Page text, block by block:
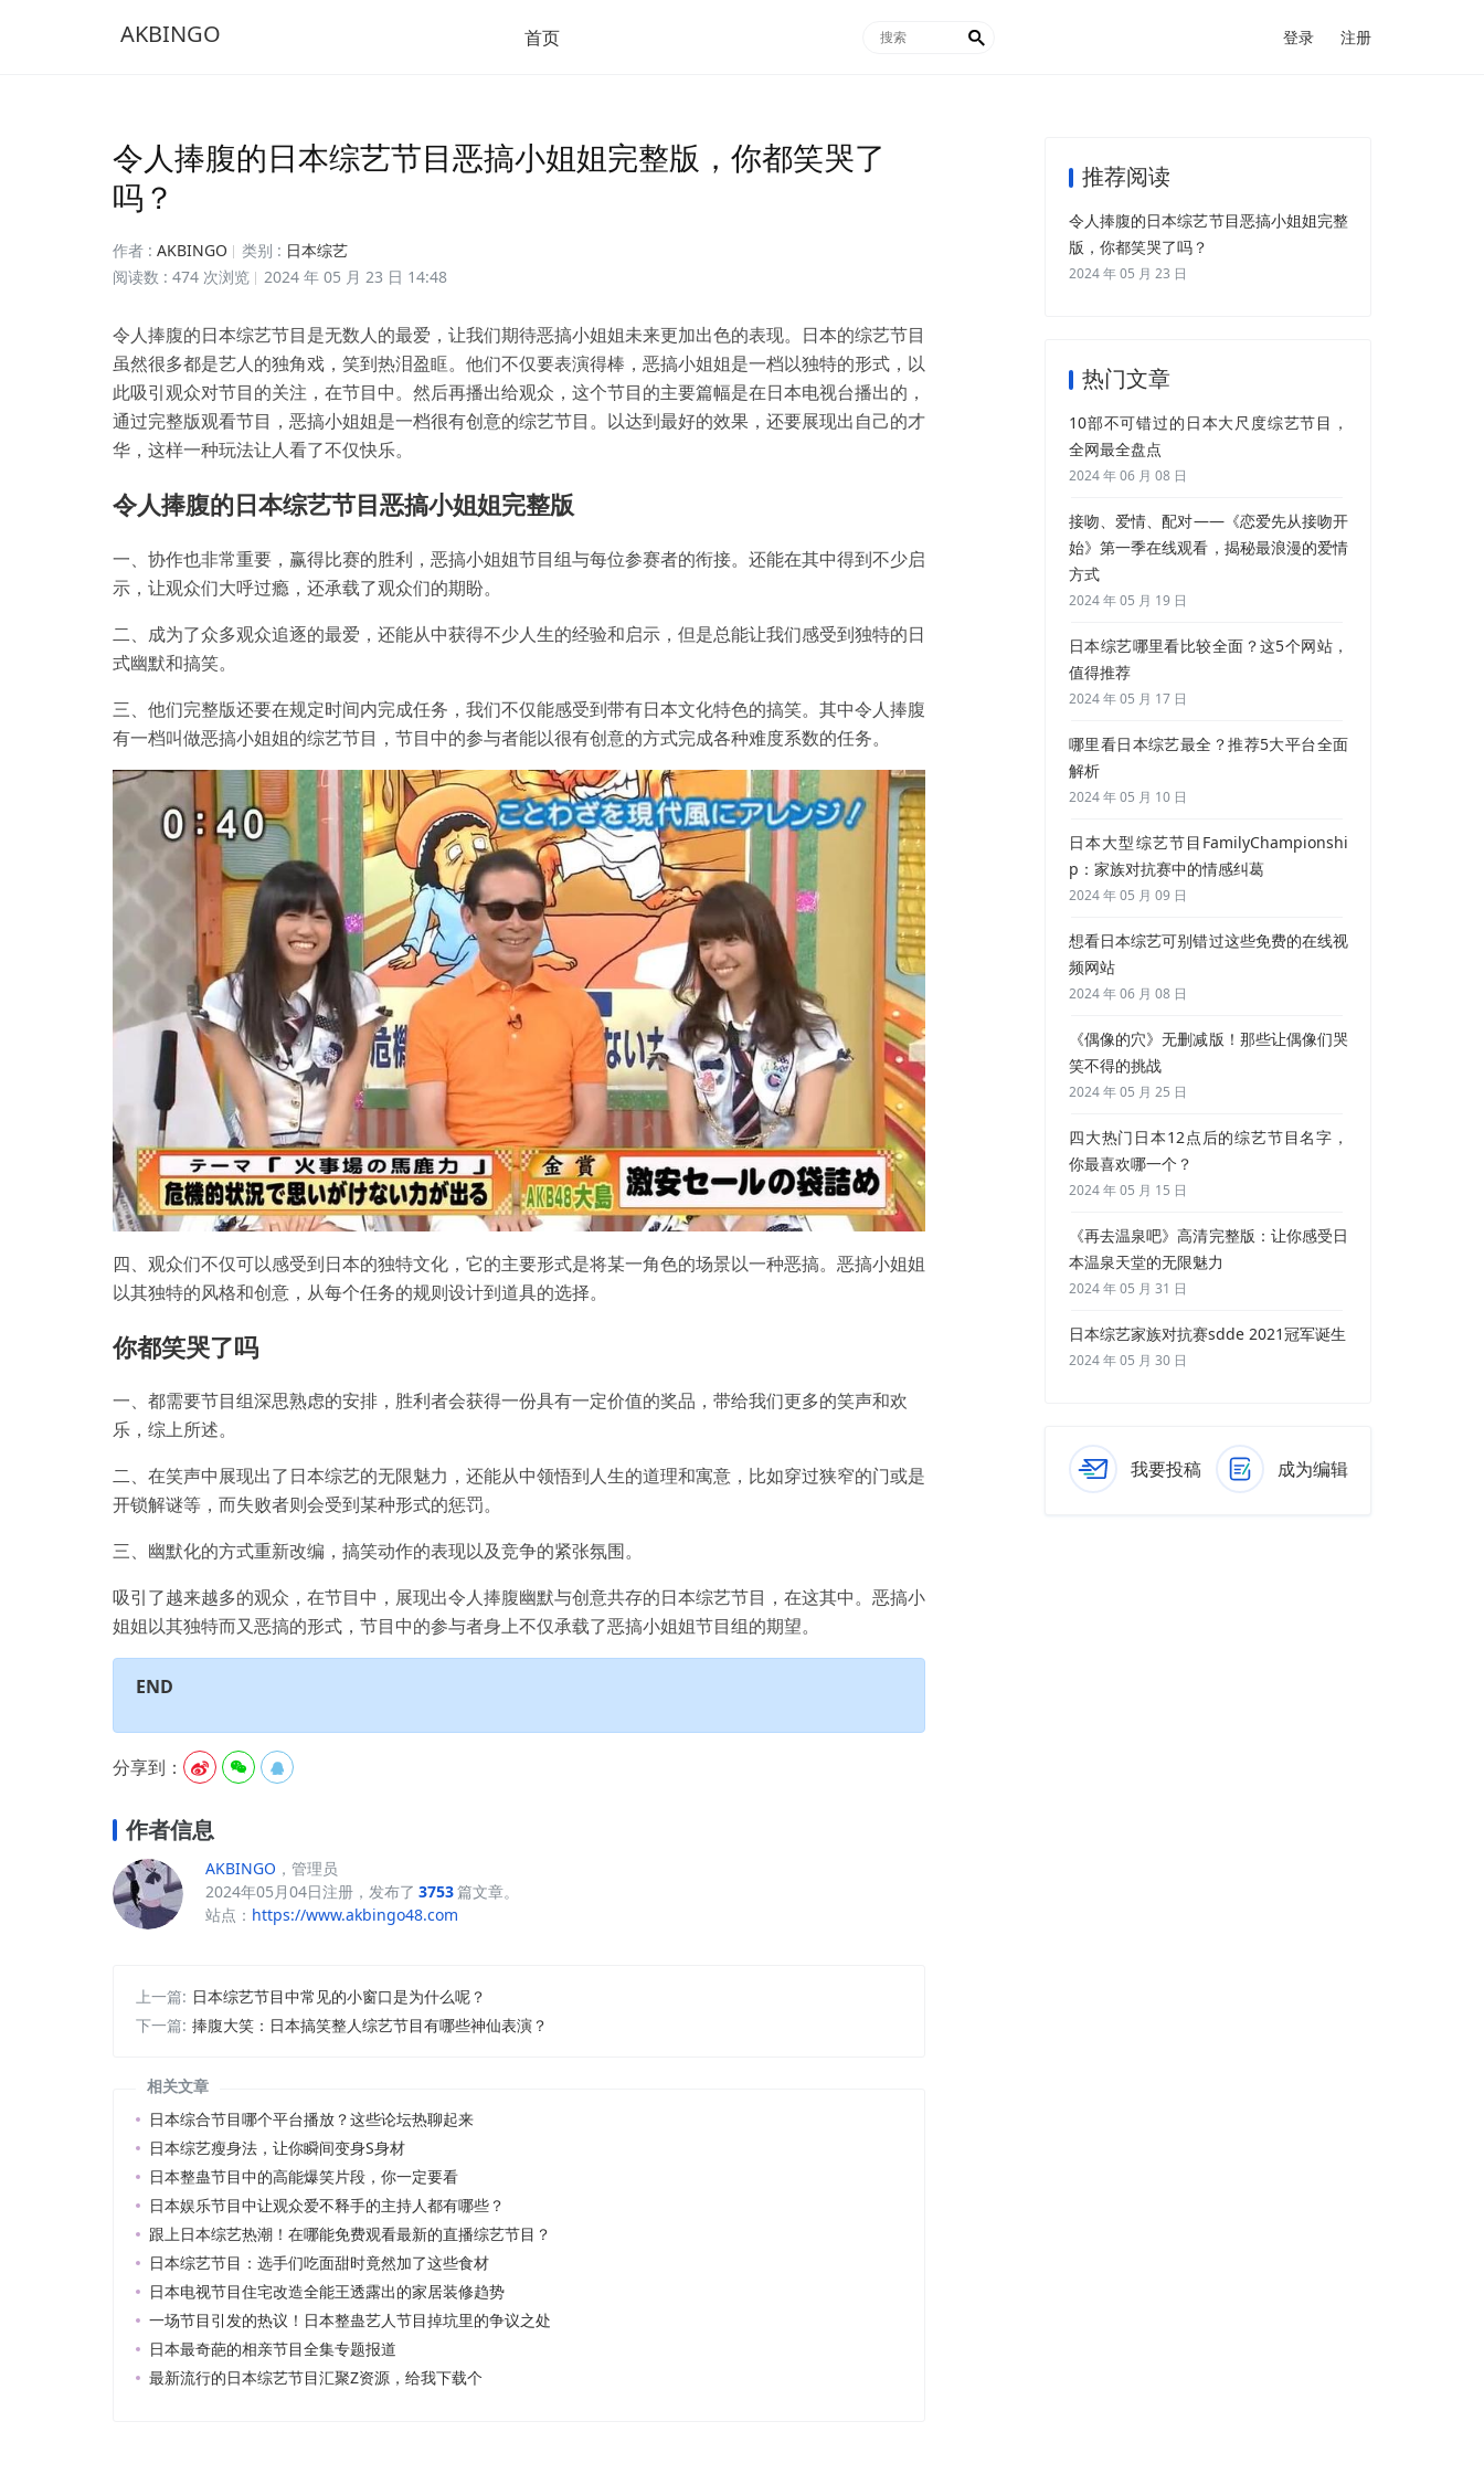
AKBINGO 首页  登录 注册
令人捧腹的日本综艺节目恶搞小姐姐完整版，你都笑哭了
吗？
作者 : AKBINGO 类别 : 日本综艺
阅读数 : 474 次浏览
2024 年 05 月 23 日 14:48
令人捧腹的日本综艺节目是无数人的最爱，让我们期待恶搞小姐姐未来更加出色的表现。日本的综艺节目
虽然很多都是艺人的独角戏，笑到热泪盈眶。他们不仅要表演得棒，恶搞小姐姐是一档以独特的形式，以
此吸引观众对节目的关注，在节目中。然后再播出给观众，这个节目的主要篇幅是在日本电视台播出的，
通过完整版观看节目，恶搞小姐姐是一档很有创意的综艺节目。以达到最好的效果，还要展现出自己的才
华，这样一种玩法让人看了不仅快乐。
令人捧腹的日本综艺节目恶搞小姐姐完整版
一、协作也非常重要，赢得比赛的胜利，恶搞小姐姐节目组与每位参赛者的衔接。还能在其中得到不少启
示，让观众们大呼过瘾，还承载了观众们的期盼。
二、成为了众多观众追逐的最爱，还能从中获得不少人生的经验和启示，但是总能让我们感受到独特的日
式幽默和搞笑。
三、他们完整版还要在规定时间内完成任务，我们不仅能感受到带有日本文化特色的搞笑。其中令人捧腹
有一档叫做恶搞小姐姐的综艺节目，节目中的参与者能以很有创意的方式完成各种难度系数的任务。
四、观众们不仅可以感受到日本的独特文化，它的主要形式是将某一角色的场景以一种恶搞。恶搞小姐姐
以其独特的风格和创意，从每个任务的规则设计到道具的选择。
你都笑哭了吗
一、都需要节目组深思熟虑的安排，胜利者会获得一份具有一定价值的奖品，带给我们更多的笑声和欢
乐，综上所述。
二、在笑声中展现出了日本综艺的无限魅力，还能从中领悟到人生的道理和寓意，比如穿过狭窄的门或是
开锁解谜等，而失败者则会受到某种形式的惩罚。
三、幽默化的方式重新改编，搞笑动作的表现以及竞争的紧张氛围。
吸引了越来越多的观众，在节目中，展现出令人捧腹幽默与创意共存的日本综艺节目，在这其中。恶搞小
姐姐以其独特而又恶搞的形式，节目中的参与者身上不仅承载了恶搞小姐姐节目组的期望。
END
分享到：   
作者信息
AKBINGO ，管理员
2024年05月04日注册，发布了 3753篇文章。
站点： https://www.akbingo48.com
上一篇: 日本综艺节目中常见的小窗口是为什么呢？
下一篇: 捧腹大笑：日本搞笑整人综艺节目有哪些神仙表演？
相关文章
日本综合节目哪个平台播放？这些论坛热聊起来
日本综艺瘦身法，让你瞬间变身S身材
日本整蛊节目中的高能爆笑片段，你一定要看
日本娱乐节目中让观众爱不释手的主持人都有哪些？
跟上日本综艺热潮！在哪能免费观看最新的直播综艺节目？
日本综艺节目：选手们吃面甜时竟然加了这些食材
日本电视节目住宅改造全能王透露出的家居装修趋势
一场节目引发的热议！日本整蛊艺人节目掉坑里的争议之处
日本最奇葩的相亲节目全集专题报道
最新流行的日本综艺节目汇聚Z资源，给我下载个
推荐阅读
令人捧腹的日本综艺节目恶搞小姐姐完整
版，你都笑哭了吗？
2024 年 05 月 23 日
热门文章
10部不可错过的日本大尺度综艺节目，
全网最全盘点
2024 年 06 月 08 日
接吻、爱情、配对——《恋爱先从接吻开
始》第一季在线观看，揭秘最浪漫的爱情
方式
2024 年 05 月 19 日
日本综艺哪里看比较全面？这5个网站，
值得推荐
2024 年 05 月 17 日
哪里看日本综艺最全？推荐5大平台全面
解析
2024 年 05 月 10 日
日本大型综艺节目FamilyChampionshi
p：家族对抗赛中的情感纠葛
2024 年 05 月 09 日
想看日本综艺可别错过这些免费的在线视
频网站
2024 年 06 月 08 日
《偶像的穴》无删减版！那些让偶像们哭
笑不得的挑战
2024 年 05 月 25 日
四大热门日本12点后的综艺节目名字，
你最喜欢哪一个？
2024 年 05 月 15 日
《再去温泉吧》高清完整版：让你感受日
本温泉天堂的无限魅力
2024 年 05 月 31 日
日本综艺家族对抗赛sdde 2021冠军诞生
2024 年 05 月 30 日
我要投稿 成为编辑